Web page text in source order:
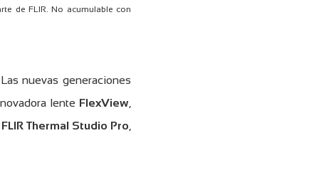
de FLIR. No acumulable con
nuevas generaciones
lente FlexView
FLIR Thermal Studio Pro